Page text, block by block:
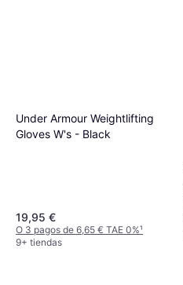
Under Armour Weightlifting
Gloves W's - Black
19,95 €
O 3 pagos de 6,65 € TAE 0%¹
9+ tiendas